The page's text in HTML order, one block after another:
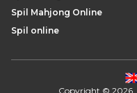
Spil Mahjong Online
Spil online
Copyright © 2026.